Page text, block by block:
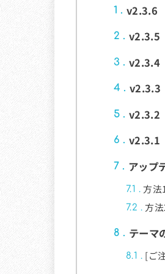
1 v2.3.6
2 v2.3.5
3 v2.3.4
4 v2.3.3
5 v2.3.2
6 v2.3.1
7 アップ
7.1 方法
7.2 方
8 テーマ
8.1 [ご